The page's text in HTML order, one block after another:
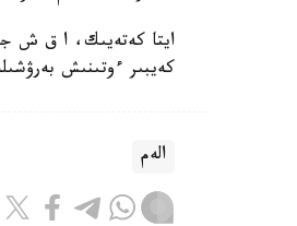
ايتا كەتەيىك، ا ق ش
كەيبىر ءوتىنىش بەرۋشىلەر 100 مىڭنان 250 مىڭ دوللارعا دەيىنگى كولەمدە دەپوزيت
الەم